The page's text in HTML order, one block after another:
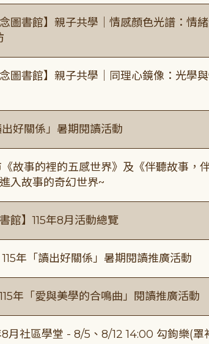
圖書館】親子共學｜情感顏色光譜：情
圖書館】親子共學｜同理心鏡像：光學
出好關係」暑期閱讀活動
《故事的裡的五感世界》及《伴聽故事，
入故事的奇幻世界~
館】115年8月活動總覽
115年「讀出好關係」暑期閱讀推廣活動
年「愛與美學的合鳴曲」閱讀推廣活動
8月社區學堂 - 8/5、8/12 14:00 勾鉤樂(罩